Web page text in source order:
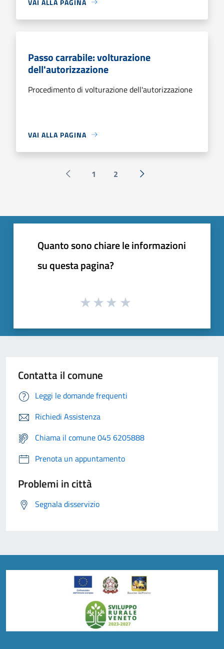
Passo carrabile: volturazione
dell'autorizzazione
Procedimento di volturazione dell'autorizzazione
VAI ALLA PAGINA
Pagina precedente
1 2 Successiva »
Quanto sono chiare le informazioni
su questa pagina?
Contatta il comune
Leggi le domande frequenti
Richiedi Assistenza
Chiama il comune 045 6205888
Prenota un appuntamento
Problemi in città
Segnala disservizio